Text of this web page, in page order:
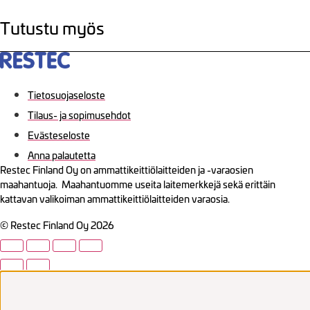
Tutustu myös
Tietosuojaseloste
Tilaus- ja sopimusehdot
Evästeseloste
Anna palautetta
Restec Finland Oy on ammattikeittiölaitteiden ja -varaosien
maahantuoja. Maahantuomme useita laitemerkkejä sekä erittäin
kattavan valikoiman ammattikeittiölaitteiden varaosia.
© Restec Finland Oy 2026